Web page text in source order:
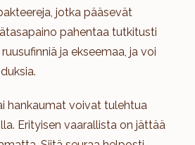
jotka pääsevät
pahentaa tutkitusti
ja ekseemaa, ja voi
hankaumat voivat tulehtua
Erityisen vaarallista on jättää